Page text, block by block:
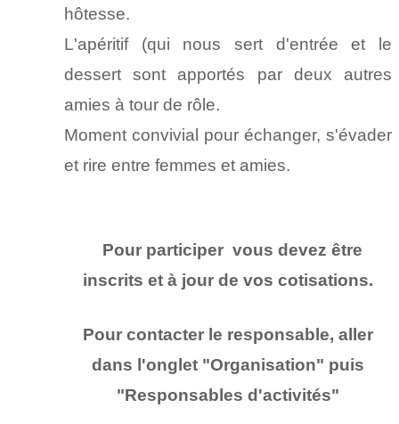
hôtesse.
L'apéritif (qui nous sert d'entrée et le
dessert sont apportés par deux autres
amies à tour de rôle.
Moment convivial pour échanger, s'évader
et rire entre femmes et amies.
Pour participer vous devez être
inscrits et à jour de vos cotisations.
Pour contacter le responsable, aller
dans l'onglet "Organisation" puis
"Responsables d'activités"